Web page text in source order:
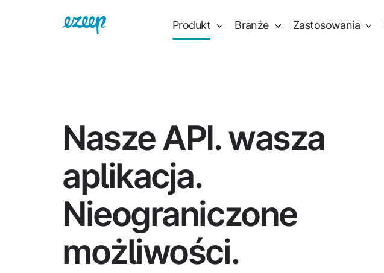
Produkt Branże Zastosowania
Nasze API. wasza
aplikacja.
Nieograniczone
możliwości.